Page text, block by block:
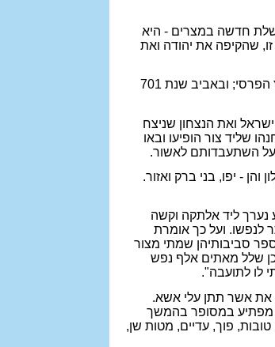
חדשה במצרים - היא
שהקיפה את יהודה ואת
משעלה סנחריב למלכות, עלה ללחום תחילה בבבל והכה את מראדך בלאדן שהסתלק לו אל בין הביצות שליד המפרץ הפרסי; ובאביב שנת 701
ואת הנצחון שניצח
שליד צור הופיעו ובאו
על השתעבדותם לאשור.
- יפו, בני ברק ואזור.
נערך ליד אלתקה וקשה
לנפשו. ועל כך אומרת
הקטנות לאין מספר סביבותיהן שמתי מצור
שלל מאתים אלף נפש
לו לתועבה".
שוב מעלי, את אשר תתן עלי אשא.
מפתיע במסופר בהמשך
נוסף על 30 ככר הזהב ו- 800 ככר הכסף, גם אבנים טובות, פוך, עדיים, מטות שן,